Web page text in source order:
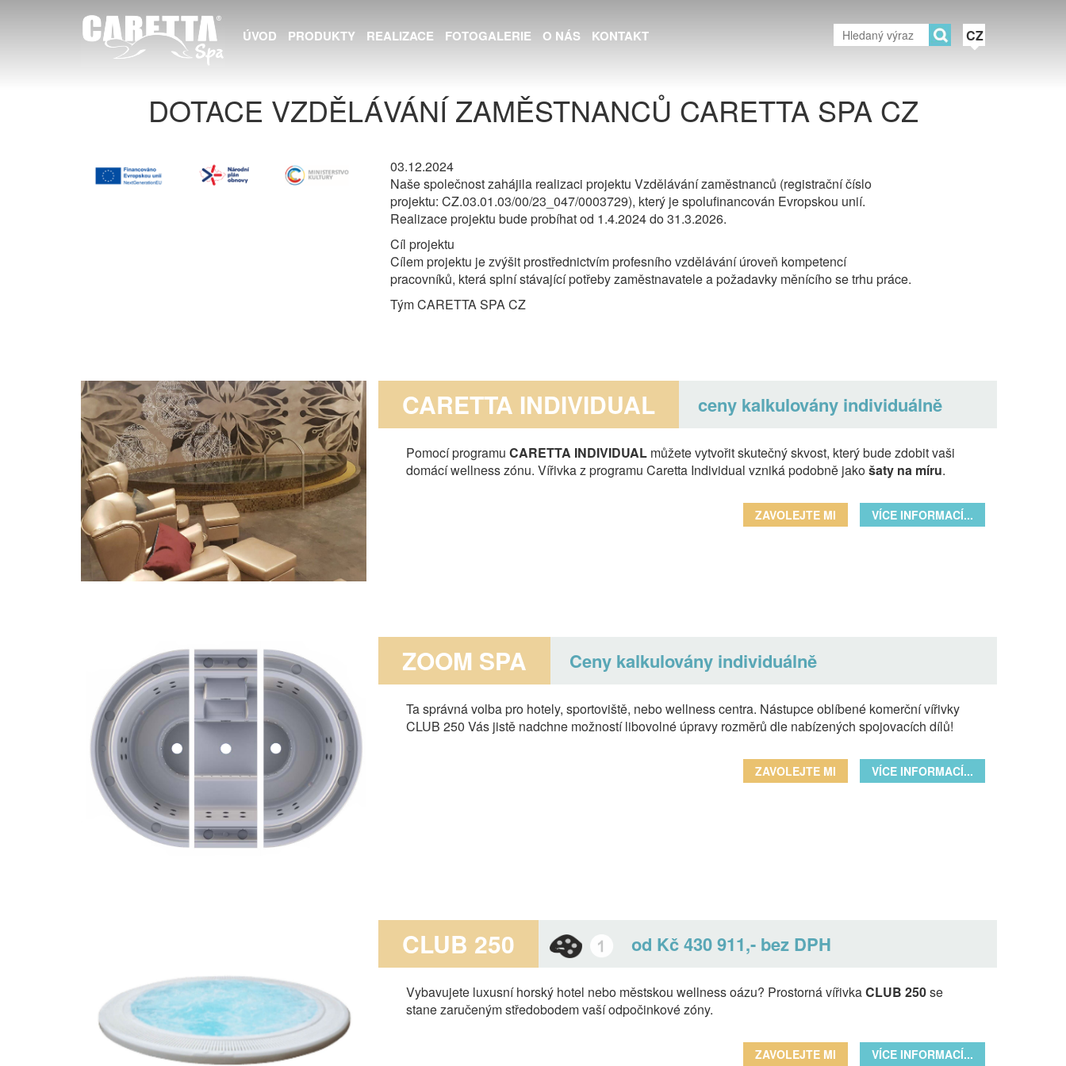
CZ
ÚVOD PRODUKTY REALIZACE FOTOGALERIE O NÁS KONTAKT
DOTACE VZDĚLÁVÁNÍ ZAMĚSTNANCŮ CARETTA SPA CZ
03.12.2024
Naše společnost zahájila realizaci projektu Vzdělávání zaměstnanců (registrační číslo
projektu: CZ.03.01.03/00/23_047/0003729), který je spolufinancován Evropskou unií.
Realizace projektu bude probíhat od 1.4.2024 do 31.3.2026.
Cíl projektu
Cílem projektu je zvýšit prostřednictvím profesního vzdělávání úroveň kompetencí
pracovníků, která splní stávající potřeby zaměstnavatele a požadavky měnícího se trhu práce.
Tým CARETTA SPA CZ
CARETTA INDIVIDUAL ceny kalkulovány individuálně
Pomocí programu CARETTA INDIVIDUAL můžete vytvořit skutečný skvost, který bude zdobit vaši
domácí wellness zónu. Vířivka z programu Caretta Individual vzniká podobně jakošaty na míru.
VÍCE INFORMACÍ...
ZAVOLEJTE MI
ZOOM SPA Ceny kalkulovány individuálně
Ta správná volba pro hotely, sportoviště, nebo wellness centra. Nástupce oblíbené komerční vířivky
CLUB 250 Vás jistě nadchne možností libovolné úpravy rozměrů dle nabízených spojovacích dílů!
VÍCE INFORMACÍ...
ZAVOLEJTE MI
CLUB 250 od Kč 430 911,- bez DPH
Vybavujete luxusní horský hotel nebo městskou wellness oázu? Prostorná vířivkaCLUB 250se
stane zaručeným středobodem vaší odpočinkové zóny.
VÍCE INFORMACÍ...
ZAVOLEJTE MI